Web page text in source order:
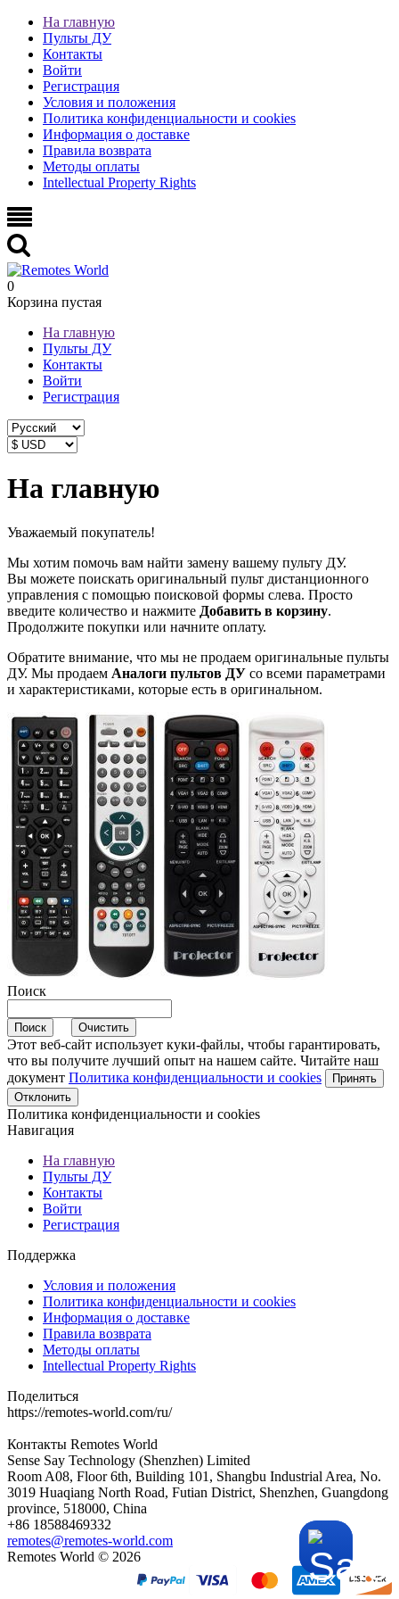
На главную
Пульты ДУ
Контакты
Войти
Регистрация
Условия и положения
Политика конфиденциальности и cookies
Информация о доставке
Правила возврата
Методы оплаты
Intellectual Property Rights
0
Корзина пустая
На главную
Пульты ДУ
Контакты
Войти
Регистрация
На главную
Уважаемый покупатель!
Мы хотим помочь вам найти замену вашему пульту ДУ.
Вы можете поискать оригинальный пульт дистанционного
управления с помощью поисковой формы слева. Просто
введите количество и нажмите Добавить в корзину.
Продолжите покупки или начните оплату.
Обратите внимание, что мы не продаем оригинальные пульты
ДУ. Мы продаем Аналоги пультов ДУ со всеми параметрами
и характеристиками, которые есть в оригинальном.
Поиск
Этот веб-сайт использует куки-файлы, чтобы гарантировать,
что вы получите лучший опыт на нашем сайте. Читайте наш
документ Политика конфиденциальности и cookies
Принять
Отклонить
Политика конфиденциальности и cookies
Навигация
На главную
Пульты ДУ
Контакты
Войти
Регистрация
Поддержка
Условия и положения
Политика конфиденциальности и cookies
Информация о доставке
Правила возврата
Методы оплаты
Intellectual Property Rights
Поделиться
https://remotes-world.com/ru/
Контакты Remotes World
Sense Say Technology (Shenzhen) Limited
Room A08, Floor 6th, Building 101, Shangbu Industrial Area, No.
3019 Huaqiang North Road, Futian District, Shenzhen, Guangdong
province, 518000, China
+86 18588469332
remotes@remotes-world.com
Remotes World © 2026